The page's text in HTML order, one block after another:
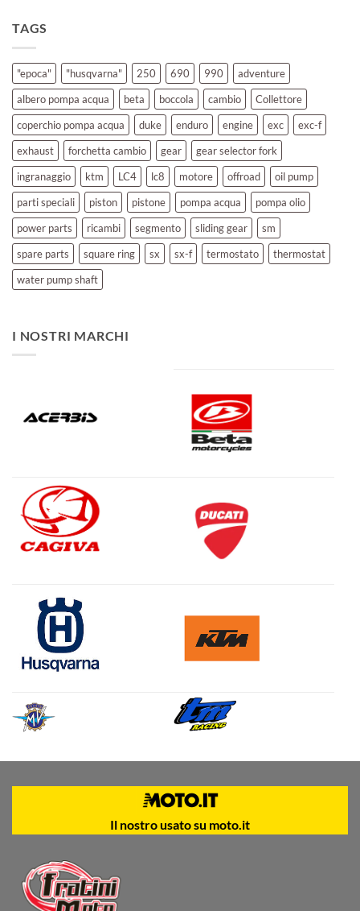
TAGS
"epoca" "husqvarna" 250 690 990
adventure
albero pompa acqua
beta boccola cambio
Collettore
coperchio pompa acqua
duke enduro engine exc
exc-f
exhaust
forchetta cambio gear
gear selector fork
ingranaggio
ktm LC4 lc8 motore offroad
oil pump
parti speciali
piston pistone pompa acqua
pompa olio
power parts
ricambi segmento sliding gear
sm
spare parts
square ring sx sx-f termostato
thermostat
water pump shaft
I NOSTRI MARCHI
Il nostro usato su moto.it